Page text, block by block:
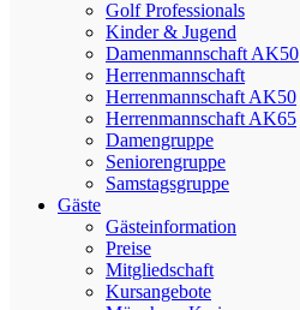
Golf Professionals
Kinder & Jugend
Damenmannschaft AK50
Herrenmannschaft
Herrenmannschaft AK50
Herrenmannschaft AK65
Damengruppe
Seniorengruppe
Samstagsgruppe
Gäste
Gästeinformation
Preise
Mitgliedschaft
Kursangebote